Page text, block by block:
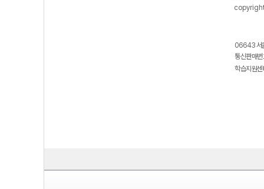
06643 서
통신판매
학습지원